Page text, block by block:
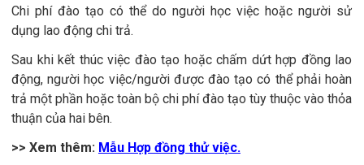
Chi phí đào tạo có thể do người học việc hoặc người sử
dụng lao động chi trả.
Sau khi kết thúc việc đào tạo hoặc chấm dứt hợp đồng lao
động, người học việc/người được đào tạo có thể phải hoàn
trả một phần hoặc toàn bộ chi phí đào tạo tùy thuộc vào thỏa
thuận của hai bên.
>> Xem thêm: Mẫu Hợp đồng thử việc.